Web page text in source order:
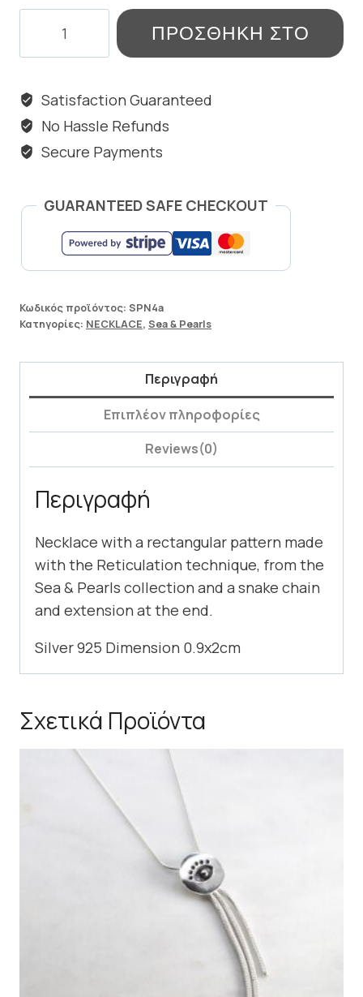
MOTIF
ποσότητα
ΠΡΟΣΘΉΚΗ ΣΤΟ
Satisfaction Guaranteed
No Hassle Refunds
Secure Payments
GUARANTEED SAFE CHECKOUT
Κωδικός προϊόντος: SPN4a
Κατηγορίες: NECKLACE, Sea & Pearls
Περιγραφή
Επιπλέον πληροφορίες
Reviews(0)
Περιγραφή
Necklace with a rectangular pattern made
with the Reticulation technique, from the
Sea & Pearls collection and a snake chain
and extension at the end.
Silver 925 Dimension 0.9x2cm
Σχετικά Προϊόντα